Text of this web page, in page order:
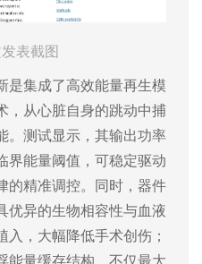
表截图
是集成了高效能量再生模
，从心脏自身的跳动中捕
。测试显示，其输出功率
界能量阈值，可稳定驱动
的精准调控。同时，器件
优异的生物相容性与血液
，大幅降低手术创伤；
能量缓存结构，不仅最大